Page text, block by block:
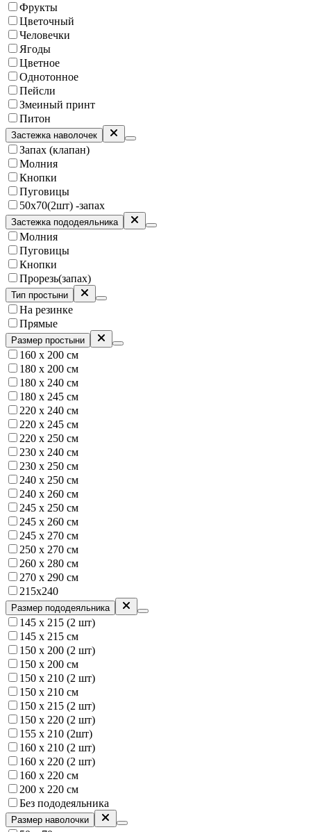
Фрукты
Цветочный
Человечки
Ягоды
Цветное
Однотонное
Пейсли
Змеиный принт
Питон
Застежка наволочек
Запах (клапан)
Молния
Кнопки
Пуговицы
50х70(2шт) -запах
Застежка пододеяльника
Молния
Пуговицы
Кнопки
Прорезь(запах)
Тип простыни
На резинке
Прямые
Размер простыни
160 х 200 см
180 х 200 см
180 х 240 см
180 x 245 см
220 х 240 см
220 х 245 см
220 х 250 см
230 х 240 см
230 х 250 см
240 х 250 см
240 х 260 см
245 x 250 см
245 х 260 см
245 х 270 см
250 x 270 см
260 х 280 см
270 х 290 см
215х240
Размер пододеяльника
145 х 215 (2 шт)
145 х 215 см
150 x 200 (2 шт)
150 х 200 см
150 х 210 (2 шт)
150 х 210 см
150 х 215 (2 шт)
150 х 220 (2 шт)
155 х 210 (2шт)
160 x 210 (2 шт)
160 х 220 (2 шт)
160 х 220 см
200 х 220 см
Без пододеяльника
Размер наволочки